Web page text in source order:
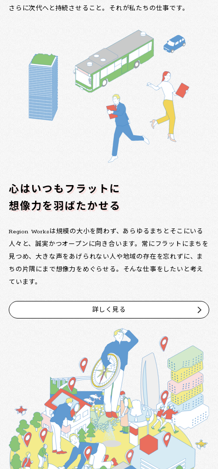
さらに次代へと持続させること。それが私たちの仕事です。
心はいつもフラットに
想像力を羽ばたかせる
Region Worksは規模の大小を問わず、あらゆるまちとそこにいる
人々と、誠実かつオープンに向き合います。常にフラットにまちを
見つめ、大きな声をあげられない人や地域の存在を忘れずに、ま
ちの片隅にまで想像力をめぐらせる。そんな仕事をしたいと考え
ています。
詳しく見る